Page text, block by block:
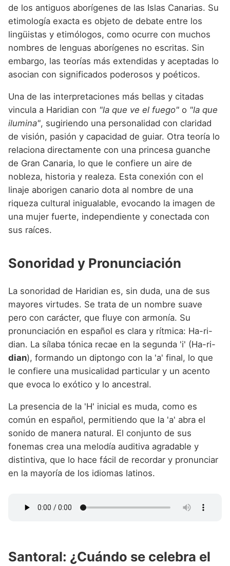
de los antiguos aborígenes de las Islas Canarias. Su
etimología exacta es objeto de debate entre los
lingüistas y etimólogos, como ocurre con muchos
nombres de lenguas aborígenes no escritas. Sin
embargo, las teorías más extendidas y aceptadas lo
asocian con significados poderosos y poéticos.
Una de las interpretaciones más bellas y citadas
vincula a Haridian con "la que ve el fuego" o "la que
ilumina", sugiriendo una personalidad con claridad
de visión, pasión y capacidad de guiar. Otra teoría lo
relaciona directamente con una princesa guanche
de Gran Canaria, lo que le confiere un aire de
nobleza, historia y realeza. Esta conexión con el
linaje aborigen canario dota al nombre de una
riqueza cultural inigualable, evocando la imagen de
una mujer fuerte, independiente y conectada con
sus raíces.
Sonoridad y Pronunciación
La sonoridad de Haridian es, sin duda, una de sus
mayores virtudes. Se trata de un nombre suave
pero con carácter, que fluye con armonía. Su
pronunciación en español es clara y rítmica: Ha-ri-
dian. La sílaba tónica recae en la segunda 'i' (Ha-ri-
dian), formando un diptongo con la 'a' final, lo que
le confiere una musicalidad particular y un acento
que evoca lo exótico y lo ancestral.
La presencia de la 'H' inicial es muda, como es
común en español, permitiendo que la 'a' abra el
sonido de manera natural. El conjunto de sus
fonemas crea una melodía auditiva agradable y
distintiva, que lo hace fácil de recordar y pronunciar
en la mayoría de los idiomas latinos.
Santoral: ¿Cuándo se celebra el